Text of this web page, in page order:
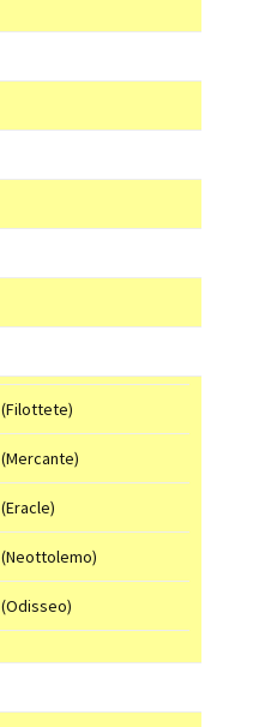
(Filottete)
(Mercante)
(Eracle)
(Neottolemo)
(Odisseo)